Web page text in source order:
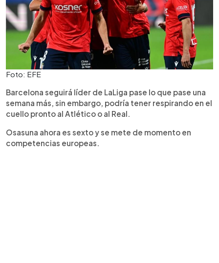
Foto: EFE
Barcelona seguirá líder de LaLiga pase lo que pase una
semana más, sin embargo, podría tener respirando en el
cuello pronto al Atlético o al Real.
Osasuna ahora es sexto y se mete de momento en
competencias europeas.